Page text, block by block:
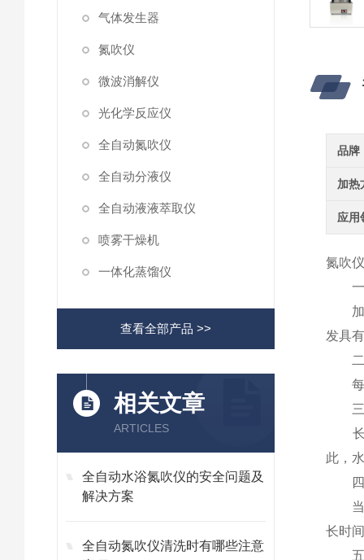
气体发生器
氮吹仪
微波消解仪
光化学反应仪
全自动氮吹仪
全自动分液仪
全自动液液萃取仪
喷雾干燥机
一体化蒸馏仪
查看全部产品 >>
相关文章
ARTICLES
全自动水浴氮吹仪的安全问题及
解决方案
全自动氮吹仪清洗时有哪些注意
品牌
加热
应用
氮吹
一
加热
发具
二
每次
三
长期
此，
四
当接
长时
五